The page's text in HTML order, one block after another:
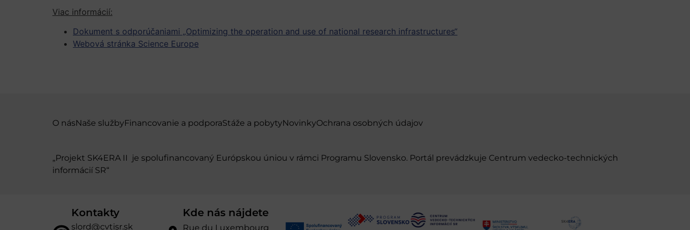
Viac informácií:
Dokument s odporúčaniami „Optimizing the operation and use of national research infrastructures“
Webová stránka Science Europe
O násNaše službyFinancovanie a podporaStáže a pobytyNovinkyOchrana osobných údajov
„Projekt SK4ERA II je spolufinancovaný Európskou úniou v rámci Programu Slovensko. Portál prevádzkuje Centrum vedecko-technických
informácií SR“
Kontakty
slord@cvtisr.sk
Kde nás nájdete
Rue du Luxembourg